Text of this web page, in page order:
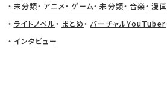
未分類 アニメ ゲーム 未分類 音楽 漫画
ライトノベル
まとめ バーチャルYouTuber
インタビュー